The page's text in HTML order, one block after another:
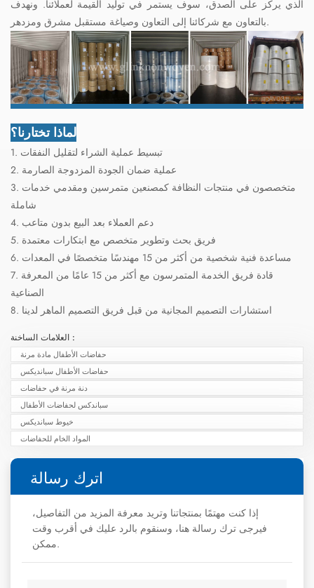
الذي يركز على الصدق، سوف يستمر في توليد القيمة لعملائنا. ونهدف
بالتعاون مع شركائنا إلى التعاون وصياغة مستقبل مشرق ومزدهر.
لماذا تختارنا؟
1. تبسيط عملية الشراء لتقليل النفقات
2. عملية ضمان الجودة المزدوجة الصارمة
3. متخصصون في منتجات النظافة كمصنعين متمرسين ومقدمي خدمات
شاملة
4. دعم العملاء بعد البيع بدون متاعب
5. فريق بحث وتطوير متخصص مع ابتكارات معتمدة
6. مساعدة فنية شخصية من أكثر من 15 مهندسًا متخصصًا في المعدات
7. قادة فريق الخدمة المتمرسون مع أكثر من 15 عامًا من المعرفة
الصناعية
8. استشارات التصميم المجانية من قبل فريق التصميم الماهر لدينا
العلامات الساخنة :
حفاضات الأطفال مادة مرنة
حفاضات الأطفال سبانديكس
دنة مرنة في حفاضات
سباندكس لحفاضات الأطفال
خيوط سبانديكس
المواد الخام للحفاضات
اترك رسالة
إذا كنت مهتمًا بمنتجاتنا وتريد معرفة المزيد من التفاصيل،
فيرجى ترك رسالة هنا، وسنقوم بالرد عليك في أقرب وقت
ممكن.